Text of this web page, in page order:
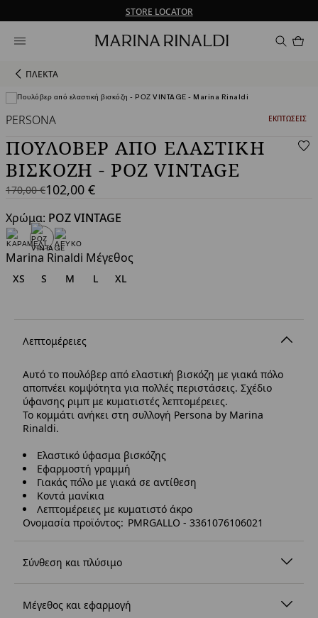
Δωρεάν αποστολή και επιστροφές
Δεν έχετε λογαριασμό; ΕΓΓΡΑΦΕΙΤΕ ΤΩΡΑ
STORE LOCATOR
ΠΛΕΚΤΑ
Προβολή σε 3D
PERSONA ΚΑΤΗΓΟΡΙΑ:
ΕΚΠΤΏΣΕΙΣ
ΠΟΥΛΌΒΕΡ ΑΠΌ ΕΛΑΣΤΙΚΉ
ΒΙΣΚΌΖΗ - ΡΟΖ VINTAGE
170,00 €
170,00
€
102,00 €
Τρέχουσα
τιμή
102,00
€
Χρώμα: ΡΟΖ VINTAGE
Marina Rinaldi Μέγεθος
XS S M L XL
Λεπτομέρειες
Αυτό το πουλόβερ από ελαστική βισκόζη με γιακά πόλο
αποπνέει κομψότητα για πολλές περιστάσεις. Σχέδιο
ύφανσης ριμπ με κυματιστές λεπτομέρειες.
Το κομμάτι ανήκει στη συλλογή Persona by Marina
Rinaldi.
Ελαστικό ύφασμα βισκόζης
Εφαρμοστή γραμμή
Γιακάς πόλο με γιακά σε αντίθεση
Κοντά μανίκια
Λεπτομέρειες με κυματιστό άκρο
Ονομασία προϊόντος: PMRGALLO - 3361076106021
Σύνθεση και πλύσιμο
Μέγεθος και εφαρμογή